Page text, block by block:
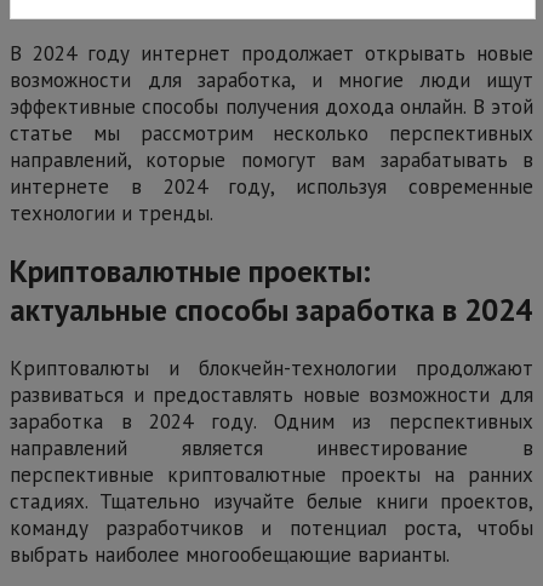
В 2024 году интернет продолжает открывать новые
возможности для заработка, и многие люди ищут
эффективные способы получения дохода онлайн. В этой
статье мы рассмотрим несколько перспективных
направлений, которые помогут вам зарабатывать в
интернете в 2024 году, используя современные
технологии и тренды.
Криптовалютные проекты:
актуальные способы заработка в 2024
Криптовалюты и блокчейн-технологии продолжают
развиваться и предоставлять новые возможности для
заработка в 2024 году. Одним из перспективных
направлений является инвестирование в
перспективные криптовалютные проекты на ранних
стадиях. Тщательно изучайте белые книги проектов,
команду разработчиков и потенциал роста, чтобы
выбрать наиболее многообещающие варианты.